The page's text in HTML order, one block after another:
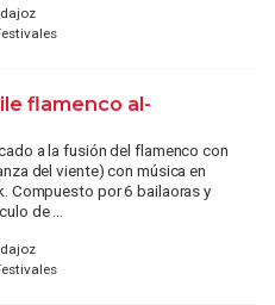
flamenco al-
a la fusión del flamenco con
del viente) con música en
Compuesto por 6 bailaoras y
de ...